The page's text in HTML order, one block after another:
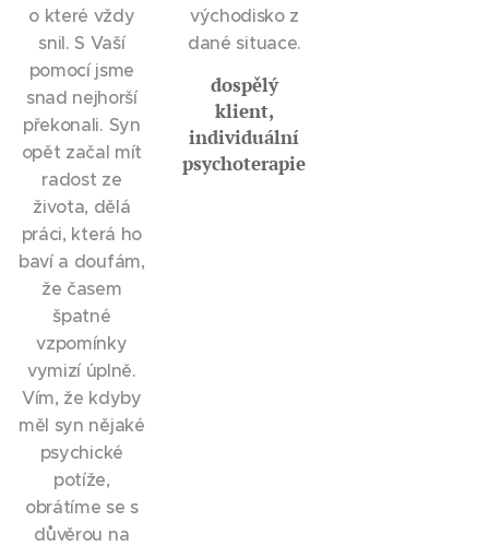
o které vždy
snil. S Vaší
pomocí jsme
snad nejhorší
překonali. Syn
opět začal mít
radost ze
života, dělá
práci, která ho
baví a doufám,
že časem
špatné
vzpomínky
vymizí úplně.
Vím, že kdyby
měl syn nějaké
psychické
potíže,
obrátíme se s
důvěrou na
východisko z
dané situace.
dospělý
klient,
individuální
psychoterapie